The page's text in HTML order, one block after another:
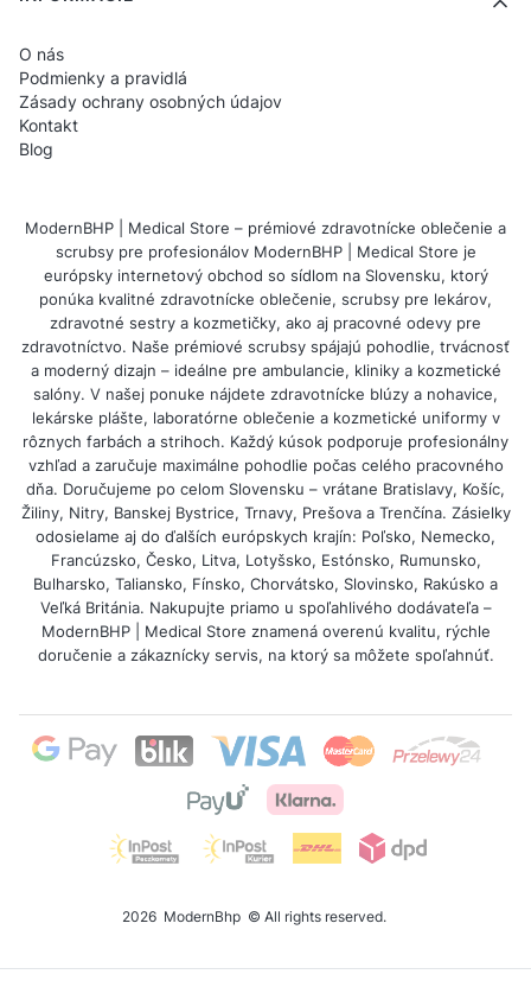
O nás
Podmienky a pravidlá
Zásady ochrany osobných údajov
Kontakt
Blog
ModernBHP | Medical Store – prémiové zdravotnícke oblečenie a
scrubsy pre profesionálov ModernBHP | Medical Store je
európsky internetový obchod so sídlom na Slovensku, ktorý
ponúka kvalitné zdravotnícke oblečenie, scrubsy pre lekárov,
zdravotné sestry a kozmetičky, ako aj pracovné odevy pre
zdravotníctvo. Naše prémiové scrubsy spájajú pohodlie, trvácnosť
a moderný dizajn – ideálne pre ambulancie, kliniky a kozmetické
salóny. V našej ponuke nájdete zdravotnícke blúzy a nohavice,
lekárske plášte, laboratórne oblečenie a kozmetické uniformy v
rôznych farbách a strihoch. Každý kúsok podporuje profesionálny
vzhľad a zaručuje maximálne pohodlie počas celého pracovného
dňa. Doručujeme po celom Slovensku – vrátane Bratislavy, Košíc,
Žiliny, Nitry, Banskej Bystrice, Trnavy, Prešova a Trenčína. Zásielky
odosielame aj do ďalších európskych krajín: Poľsko, Nemecko,
Francúzsko, Česko, Litva, Lotyšsko, Estónsko, Rumunsko,
Bulharsko, Taliansko, Fínsko, Chorvátsko, Slovinsko, Rakúsko a
Veľká Británia. Nakupujte priamo u spoľahlivého dodávateľa –
ModernBHP | Medical Store znamená overenú kvalitu, rýchle
doručenie a zákaznícky servis, na ktorý sa môžete spoľahnúť.
2026 ModernBhp © All rights reserved.